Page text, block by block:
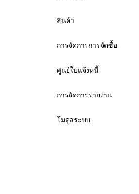
สินค้า
การจัดการการจัดซื้อ
ศูนย์ใบแจ้งหนี้
การจัดการรายงาน
โมดูลระบบ